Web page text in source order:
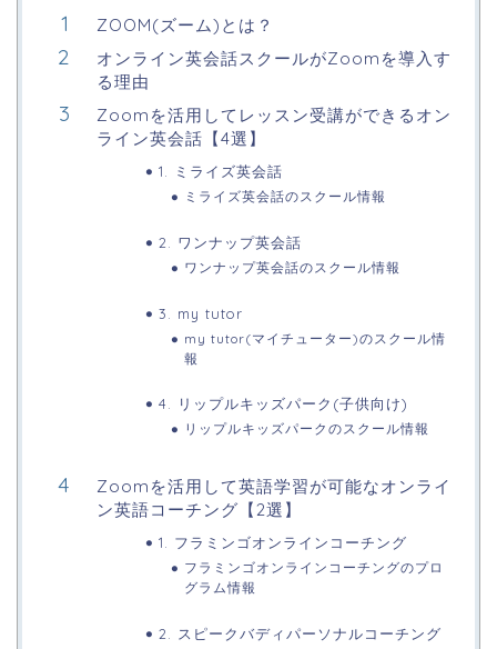
ZOOM(ズーム)とは？
オンライン英会話スクールがZoomを導入す
る理由
Zoomを活用してレッスン受講ができるオン
ライン英会話【4選】
1. ミライズ英会話
ミライズ英会話のスクール情報
2. ワンナップ英会話
ワンナップ英会話のスクール情報
3. my tutor
my tutor(マイチューター)のスクール情
報
4. リップルキッズパーク(子供向け)
リップルキッズパークのスクール情報
Zoomを活用して英語学習が可能なオンライ
ン英語コーチング【2選】
1. フラミンゴオンラインコーチング
フラミンゴオンラインコーチングのプロ
グラム情報
2. スピークバディパーソナルコーチング